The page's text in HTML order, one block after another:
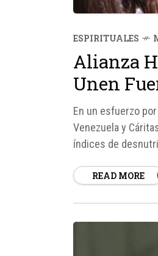
ESPIRITUALES
Alianza
Unen
En un esfuerzo
Venezuela y
índices de
READ MORE